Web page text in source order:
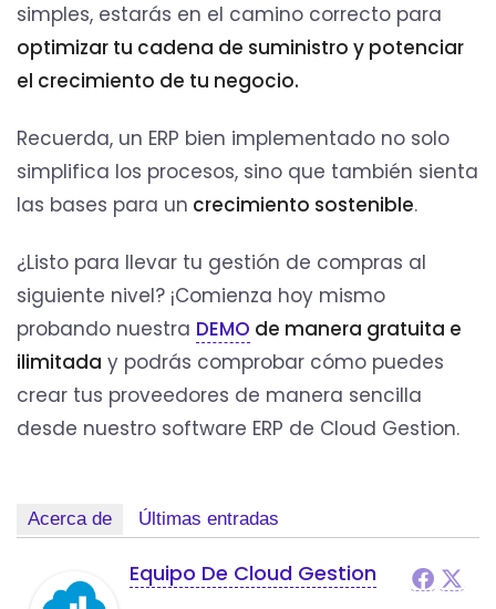
simples, estarás en el camino correcto para
optimizar tu cadena de suministro y potenciar
el crecimiento de tu negocio.
Recuerda, un ERP bien implementado no solo
simplifica los procesos, sino que también sienta
las bases para un crecimiento sostenible.
¿Listo para llevar tu gestión de compras al
siguiente nivel? ¡Comienza hoy mismo
probando nuestra DEMO de manera gratuita e
ilimitada y podrás comprobar cómo puedes
crear tus proveedores de manera sencilla
desde nuestro software ERP de Cloud Gestion.
Acerca de Últimas entradas
Equipo De Cloud Gestion